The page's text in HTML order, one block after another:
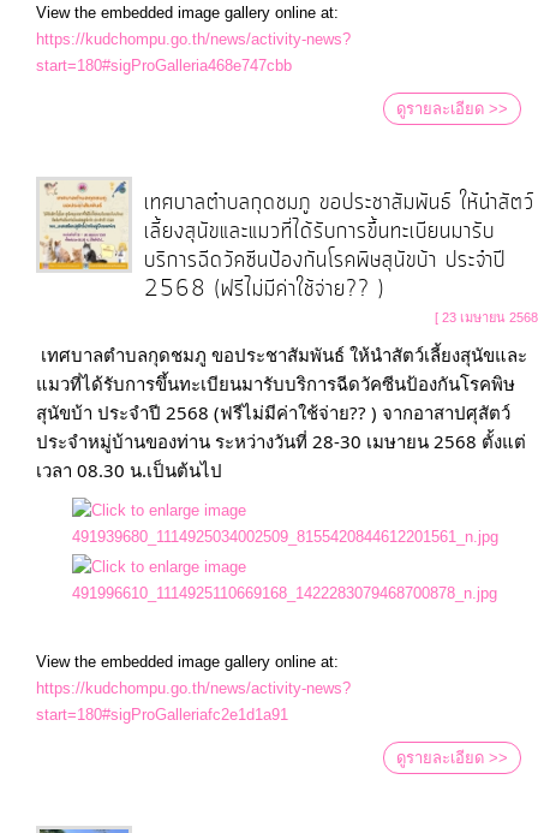
View the embedded image gallery online at:
https://kudchompu.go.th/news/activity-news?
start=180#sigProGalleria468e747cbb
ดูรายละเอียด >>
เทศบาลตำบลกุดชมภู ขอประชาสัมพันธ์ ให้นำสัตว์
เลี้ยงสุนัขและแมวที่ได้รับการขึ้นทะเบียนมารับ
บริการฉีดวัคซีนป้องกันโรคพิษสุนัขบ้า ประจำปี
2568 (ฟรีไม่มีค่าใช้จ่าย?? )
[ 23 เมษายน
เทศบาลตำบลกุดชมภู ขอประชาสัมพันธ์ ให้นำสัตว์เลี้ยงสุนัขและ
แมวที่ได้รับการขึ้นทะเบียนมารับบริการฉีดวัคซีนป้องกันโรคพิษ
สุนัขบ้า ประจำปี 2568 (ฟรีไม่มีค่าใช้จ่าย?? ) จากอาสาปศุสัตว์
ประจำหมู่บ้านของท่าน ระหว่างวันที่ 28-30 เมษายน 2568 ตั้งแต่
View the embedded image gallery online at:
https://kudchompu.go.th/news/activity-news?
start=180#sigProGalleriafc2e1d1a91
ดูรายละเอียด >>